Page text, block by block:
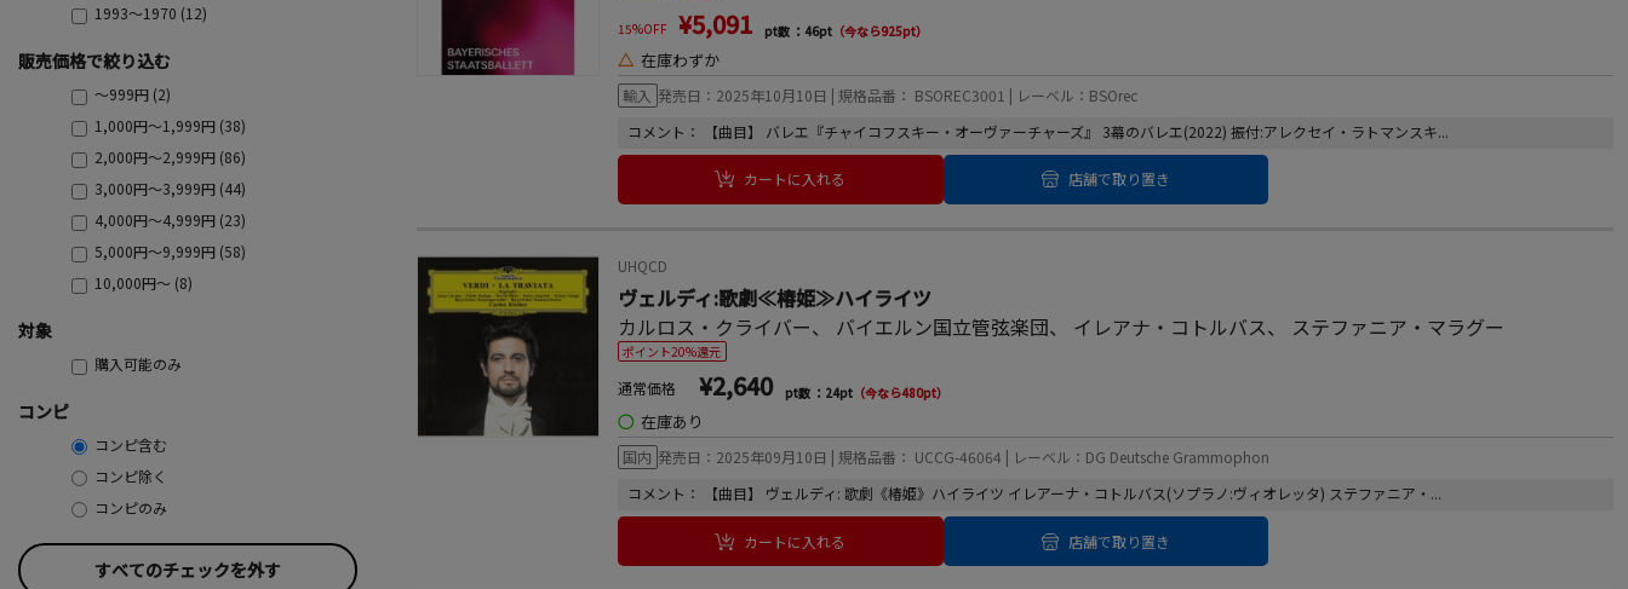
1993～1970 (12)
販売価格で絞り込む
～999円 (2)
1,000円～1,999円 (38)
2,000円～2,999円 (86)
3,000円～3,999円 (44)
4,000円～4,999円 (23)
5,000円～9,999円 (58)
10,000円～ (8)
対象
購入可能のみ
コンピ
コンピ含む
コンピ除く
コンピのみ
すべてのチェックを外す
15%OFF ¥5,091 pt数 ：46pt （今なら925pt）
△ 在庫わずか
輸入 発売日：2025年10月10日 | 規格品番： BSOREC3001 | レーベル：BSOrec
コメント： 【曲目】 バレエ『チャイコフスキー・オーヴァーチャーズ』 3幕のバレエ(2022) 振付:アレクセイ・ラトマンスキ...
カートに入れる 店舗で取り置き
UHQCD
ヴェルディ:歌劇≪椿姫≫ハイライツ
カルロス・クライバー、 バイエルン国立管弦楽団、 イレアナ・コトルバス、 ステファニア・マラグー
ポイント20%還元
通常価格 ¥2,640 pt数 ：24pt （今なら480pt）
◯ 在庫あり
国内 発売日：2025年09月10日 | 規格品番： UCCG-46064 | レーベル：DG Deutsche Grammophon
コメント： 【曲目】 ヴェルディ: 歌劇《椿姫》ハイライツ イレアーナ・コトルバス(ソプラノ:ヴィオレッタ) ステファニア・...
カートに入れる 店舗で取り置き